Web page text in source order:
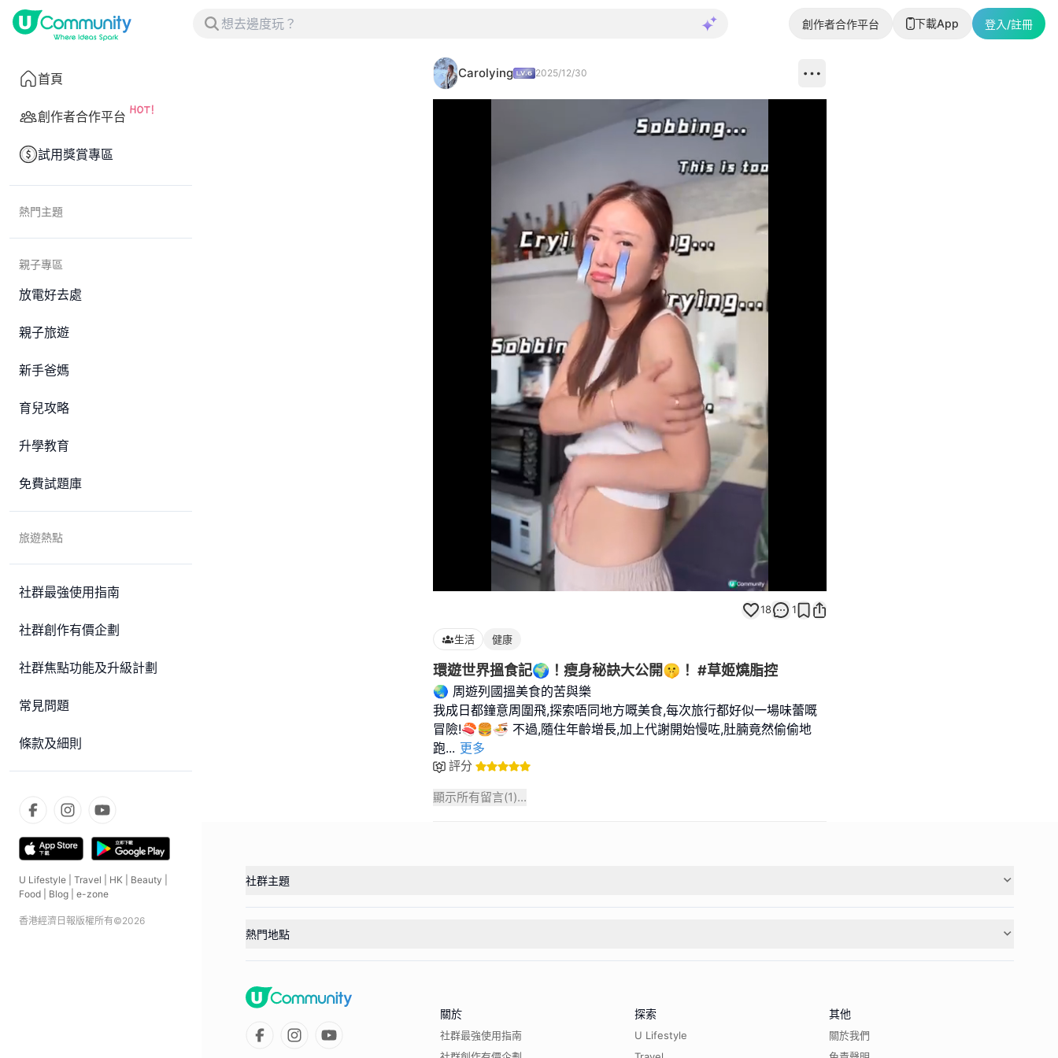
創作者合作平台 下載App 登入/註冊
首頁
創作者合作平台
試用獎賞專區
熱門主題
親子專區
放電好去處
親子旅遊
新手爸媽
育兒攻略
升學教育
免費試題庫
旅遊熱點
社群最強使用指南
社群創作有價企劃
社群焦點功能及升級計劃
常見問題
條款及細則
U Lifestyle Travel HK Beauty
Food
Blog e-zone
香港經濟日報版權所有©2026
Carolying 2025/12/30
100.00%
18 1
生活 健康
環遊世界搵食記🌍！瘦身秘訣大公開🤫！ #草姬燒脂控
🌏 周遊列國搵美食的苦與樂
我成日都鐘意周圍飛,探索唔同地方嘅美食,每次旅行都好似一場味蕾嘅
冒險!🍣🍔🍜 不過,隨住年齡增長,加上代謝開始慢咗,肚腩竟然偷偷地
跑... 更多
評分
顯示所有留言(1)...
社群主題
熱門地點
關於
社群最強使用指南
探索
U Lifestyle
其他
關於我們